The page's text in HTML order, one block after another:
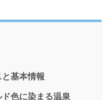
基本情報
色に染まる温泉